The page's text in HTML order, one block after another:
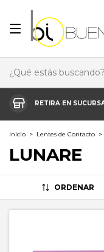
RETIRA EN
Inicio > Lentes de Contacto >
LUNARE
ORDENAR